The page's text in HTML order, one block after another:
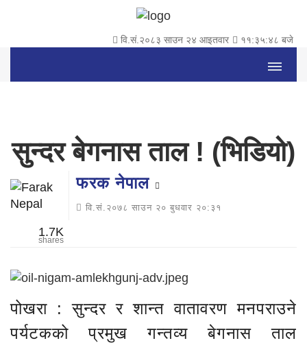
वि.सं.२०८३ साउन २४ आइतवार ११:३५:४९ बजे
सुन्दर बेगनास ताल ! (भिडियो)
फरक नेपाल
वि.सं.२०७८ साउन २० बुधवार २०:३१
1.7K
shares
पोखरा : सुन्दर र शान्त वातावरण मनपराउने
पर्यटकको प्रमुख गन्तव्य बेगनास ताल